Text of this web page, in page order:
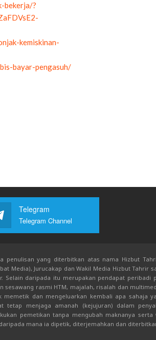
bekerja/?
kemiskinan-
bayar-pengasuh/
Telegram
Telegram Channel
penulisan yang diterbitkan atas nama Hizbut
Media), Jurucakap dan Wakil Media Hizbut Tahrir
Selain daripada itu merupakan pendapat peribadi
sesawang rasmi HTM, majalah, risalah dan
memetik dan mengeluarkan kembali apa sahaja
tetap menjaga amanah (kejujuran) dalam
pemetikan tanpa mengubah maknanya
mana ia dipetik, diterjemahkan dan